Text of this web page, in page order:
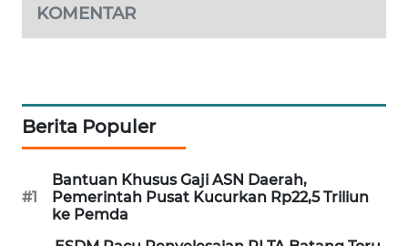
KOMENTAR
Berita Populer
#1
Bantuan Khusus Gaji ASN Daerah,
Pemerintah Pusat Kucurkan Rp22,5 Triliun
ke Pemda
NET
MKLI
LPKKI
LKKI